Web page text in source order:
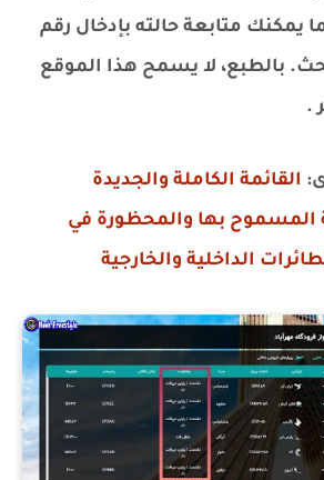
يمكنك متابعة حالته بإدخال رقم
بالطبع، لا يسمح هذا الموقع
.
القائمة الكاملة والجديدة
المسموح بها والمحظورة في
الداخلية والخارجية